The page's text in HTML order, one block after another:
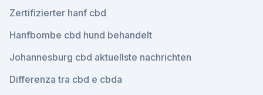
Zertifizierter hanf cbd
Hanfbombe cbd hund behandelt
Johannesburg cbd aktuellste nachrichten
Differenza tra cbd e cbda